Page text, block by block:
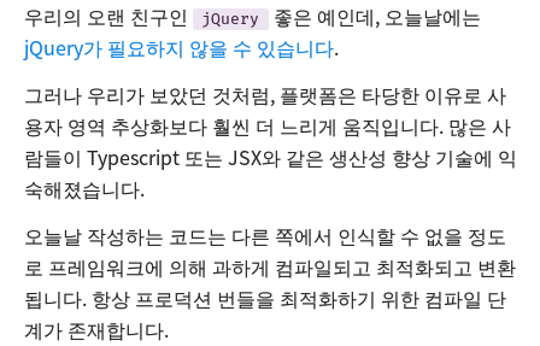
우리의 오랜 친구인
jQuery
좋은 예인데, 오늘날에는
jQuery가 필요하지 않을 수 있습니다.
그러나 우리가 보았던 것처럼, 플랫폼은 타당한 이유로 사
용자 영역 추상화보다 훨씬 더 느리게 움직입니다. 많은 사
람들이 Typescript 또는 JSX와 같은 생산성 향상 기술에 익
숙해졌습니다.
오늘날 작성하는 코드는 다른 쪽에서 인식할 수 없을 정도
로 프레임워크에 의해 과하게 컴파일되고 최적화되고 변환
됩니다. 항상 프로덕션 번들을 최적화하기 위한 컴파일 단
계가 존재합니다.